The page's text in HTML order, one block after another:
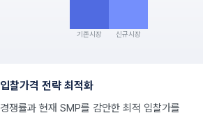
기존시장 신규시장
입찰가격 전략 최적화
경쟁률과 현재 SMP를 감안한 최적 입찰가를